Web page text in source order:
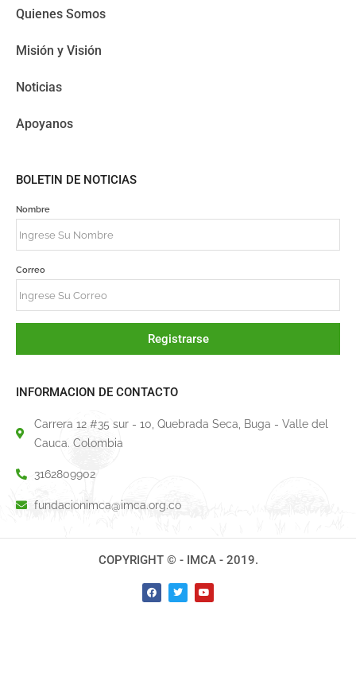
Quienes Somos
Misión y Visión
Noticias
Apoyanos
BOLETIN DE NOTICIAS
Nombre
Correo
Registrarse
INFORMACION DE CONTACTO
Carrera 12 #35 sur - 10, Quebrada Seca, Buga - Valle del
Cauca. Colombia
3162809902
fundacionimca@imca.org.co
COPYRIGHT © - IMCA - 2019.